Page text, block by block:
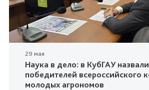
29 мая
Наука в дело: в КубГАУ назвали
победителей всероссийского
молодых агрономов